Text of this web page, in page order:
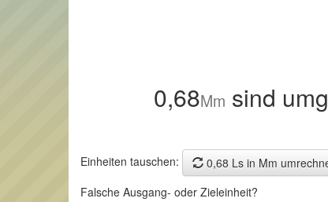
0,68Mm sind
Einheiten tauschen:
0,68 Ls in Mm
Falsche Ausgang- oder Zieleinheit?